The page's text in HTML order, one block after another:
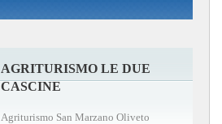
AGRITURISMO LE DUE
CASCINE
Agriturismo San Marzano Oliveto